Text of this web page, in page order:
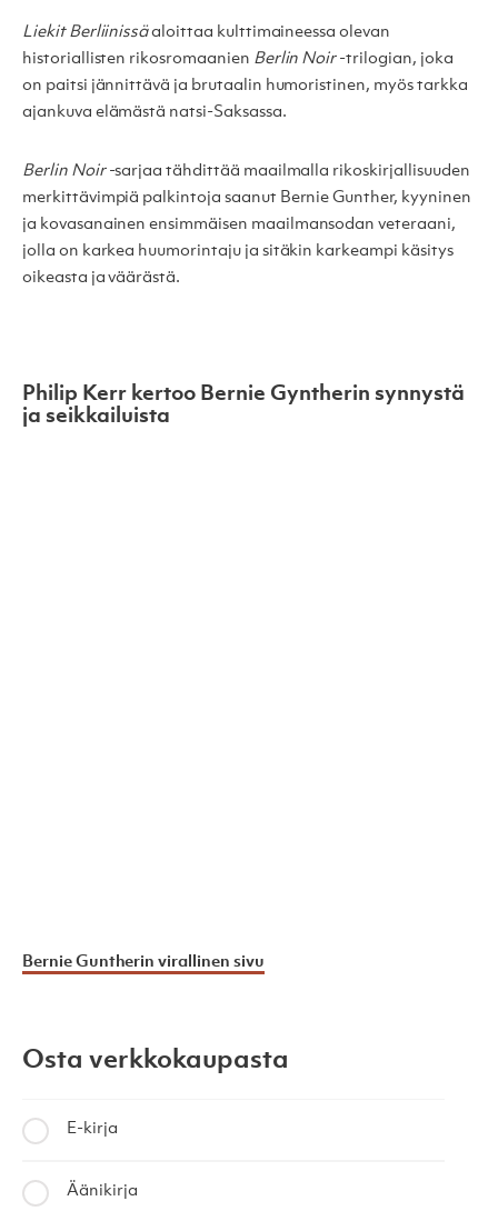
Liekit Berliinissäaloittaa kulttimaineessa olevan
historiallisten rikosromaanien Berlin Noir-trilogian, joka
on paitsi jännittävä ja brutaalin humoristinen, myös tarkka
ajankuva elämästä natsi-Saksassa.
Berlin Noir-sarjaa tähdittää maailmalla rikoskirjallisuuden
merkittävimpiä palkintoja saanut Bernie Gunther, kyyninen
ja kovasanainen ensimmäisen maailmansodan veteraani,
jolla on karkea huumorintaju ja sitäkin karkeampi käsitys
oikeasta ja väärästä.
Philip Kerr kertoo Bernie Gyntherin synnystä
ja seikkailuista
Bernie Guntherin virallinen sivu
Osta verkkokaupasta
E-kirja
Äänikirja